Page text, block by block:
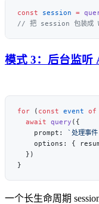
const session =
模式 3：后台监听
for ( const event of
  await
query
    prompt:
`处理事
一个长生命周期